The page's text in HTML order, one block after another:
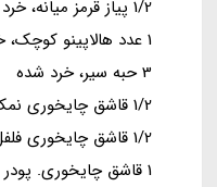
1/2 پیاز قرمز میانه، خرد شده
1 عدد هالاپینو کوچک، خرد شده
3 حبه سیر، خرد شده
1/2 قاشق چایخوری نمک
1/2 قاشق چایخوری فلفل
1 قاشق چایخوری. پودر فلفل قرمز